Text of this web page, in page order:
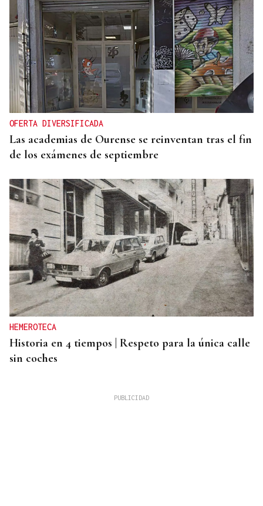
OFERTA DIVERSIFICADA
Las academias de Ourense se reinventan tras el fin
de los exámenes de septiembre
HEMEROTECA
Historia en 4 tiempos | Respeto para la única calle
sin coches